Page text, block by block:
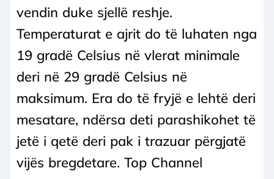
vendin duke sjellë reshje.
Temperaturat e ajrit do të luhaten nga
19 gradë Celsius në vlerat minimale
deri në 29 gradë Celsius në
maksimum. Era do të fryjë e lehtë deri
mesatare, ndërsa deti parashikohet të
jetë i qetë deri pak i trazuar përgjatë
vijës bregdetare. Top Channel